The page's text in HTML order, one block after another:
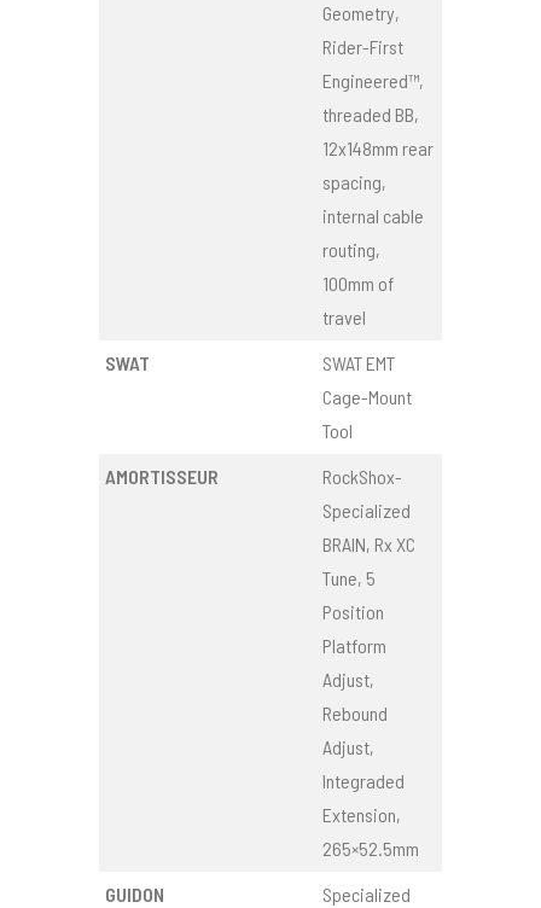
Geometry,
Rider-First
Engineered™,
threaded BB,
12x148mm rear
spacing,
internal cable
routing,
100mm of
travel
SWAT
SWAT EMT
Cage-Mount
Tool
AMORTISSEUR
RockShox-
Specialized
BRAIN, Rx XC
Tune, 5
Position
Platform
Adjust,
Rebound
Adjust,
Integraded
Extension,
265×52.5mm
GUIDON
Specialized